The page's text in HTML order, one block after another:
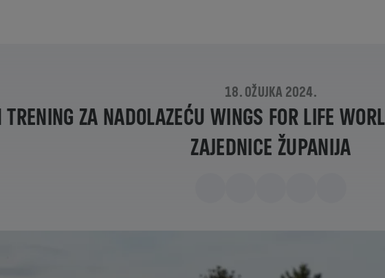
18. OŽUJKA 2024.
ZA NADOLAZEĆU WINGS FOR LIFE
ZAJEDNICE ŽUPANIJA